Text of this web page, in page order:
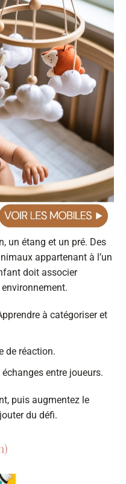
un étang et un pré. Des
appartenant à l’un
doit associer
à catégoriser et
de réaction.
entre joueurs.
puis augmentez le
du défi.